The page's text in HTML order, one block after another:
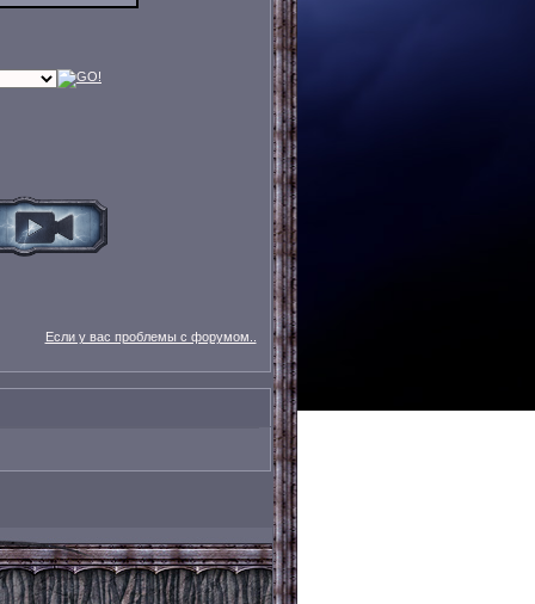
Если у вас проблемы с форумом..